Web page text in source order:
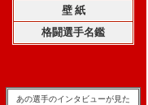
壁 紙
格闘選手名鑑
あの選手のインタビューが見た